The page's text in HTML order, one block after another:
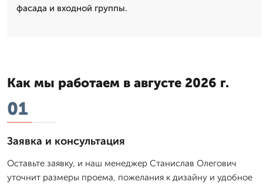
фасада и входной группы.
Как мы работаем в августе 2026 г.
01
Заявка и консультация
Оставьте заявку, и наш менеджер Станислав Олегович
уточнит размеры проема, пожелания к дизайну и удобное